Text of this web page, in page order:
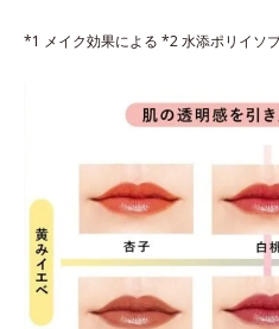
*1 メイク効果による *2 水添ポリイソ